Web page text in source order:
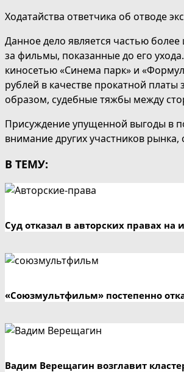
Ходатайства ответчика об отводе
Данное дело является частью
за фильмы, показанные до его
киносетью «Синема парк» и
рублей в качестве прокатной
образом, судебные тяжбы между
Присуждение упущенной выгоды в
внимание других участников
В ТЕМУ:
Суд отказал в авторских правах
«Союзмультфильм» постепенно
Вадим Верещагин возглавит